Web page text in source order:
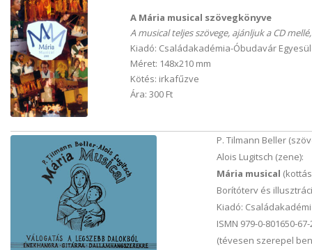
A Mária musical szövegkönyve
A musical teljes szövege, ajánljuk a CD
Kiadó: Családakadémia-Óbudavár
Méret: 148x210 mm
Kötés: irkafűzve
Ára: 300 Ft
P. Tilmann Beller
Alois Lugitsch (zene):
Mária musical
Borítóterv és
Kiadó:
ISMN 979-0-801650-67-
(tévesen szerepel